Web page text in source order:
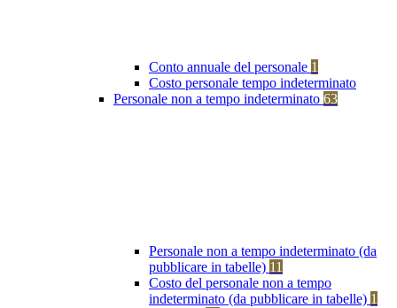
Conto annuale del personale 1
Costo personale tempo indeterminato
Personale non a tempo indeterminato 63
Personale non a tempo indeterminato (da
pubblicare in tabelle) 11
Costo del personale non a tempo
indeterminato (da pubblicare in tabelle) 1